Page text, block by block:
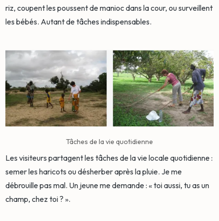
riz, coupent les poussent de manioc dans la cour, ou surveillent
les bébés. Autant de tâches indispensables.
Tâches de la vie quotidienne
Les visiteurs partagent les tâches de la vie locale quotidienne :
semer les haricots ou désherber après la pluie. Je me
débrouille pas mal. Un jeune me demande : « toi aussi, tu as un
champ, chez toi ? ».